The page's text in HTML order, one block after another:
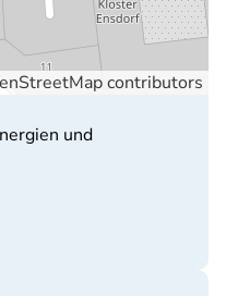
contributors
und